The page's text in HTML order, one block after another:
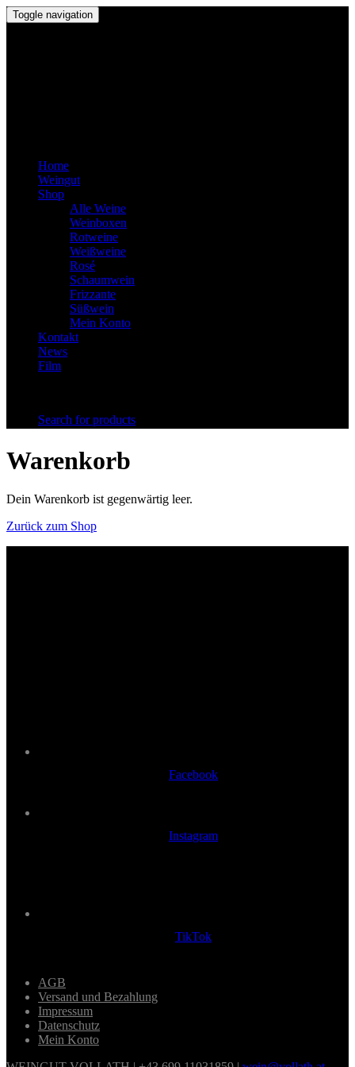
Toggle navigation
Home
Weingut
Shop
Alle Weine
Weinboxen
Rotweine
Weißweine
Rosé
Schaumwein
Frizzante
Süßwein
Mein Konto
Kontakt
News
Film
Search for products
Warenkorb
Dein Warenkorb ist gegenwärtig leer.
Zurück zum Shop
Facebook
Instagram
TikTok
AGB
Versand und Bezahlung
Impressum
Datenschutz
Mein Konto